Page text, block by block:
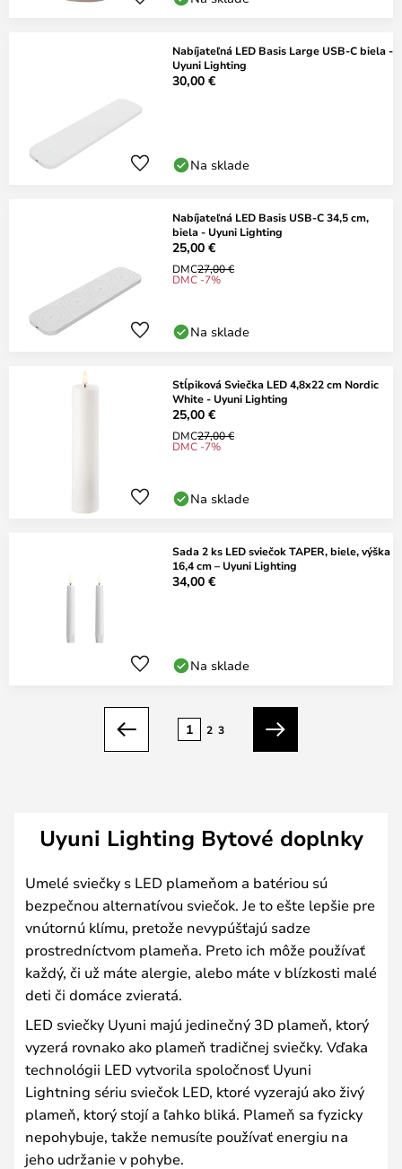
Nabíjateľná LED Basis Large USB-C biela -
Uyuni Lighting
30,00 €
Na sklade
Nabíjateľná LED Basis USB-C 34,5 cm,
biela - Uyuni Lighting
25,00 €
DMC27,00 €
DMC -7%
Na sklade
Stĺpiková Sviečka LED 4,8x22 cm Nordic
White - Uyuni Lighting
25,00 €
DMC27,00 €
DMC -7%
Na sklade
Sada 2 ks LED sviečok TAPER, biele, výška
16,4 cm – Uyuni Lighting
34,00 €
Na sklade
Predchádzajúci
1 2 3
Ďalší
Uyuni Lighting Bytové doplnky
Umelé sviečky s LED plameňom a batériou sú
bezpečnou alternatívou sviečok. Je to ešte lepšie pre
vnútornú klímu, pretože nevypúšťajú sadze
prostredníctvom plameňa. Preto ich môže používať
každý, či už máte alergie, alebo máte v blízkosti malé
deti či domáce zvieratá.
LED sviečky Uyuni majú jedinečný 3D plameň, ktorý
vyzerá rovnako ako plameň tradičnej sviečky. Vďaka
technológii LED vytvorila spoločnosť Uyuni
Lightning sériu sviečok LED, ktoré vyzerajú ako živý
plameň, ktorý stojí a ľahko bliká. Plameň sa fyzicky
nepohybuje, takže nemusíte používať energiu na
jeho udržanie v pohybe.